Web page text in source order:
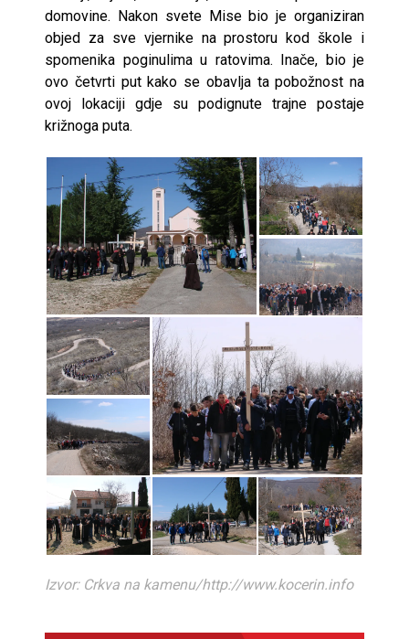
domovine. Nakon svete Mise bio je organiziran
objed za sve vjernike na prostoru kod škole i
spomenika poginulima u ratovima. Inače, bio je
ovo četvrti put kako se obavlja ta pobožnost na
ovoj lokaciji gdje su podignute trajne postaje
križnoga puta.
Izvor: Crkva na kamenu/http://www.kocerin.info